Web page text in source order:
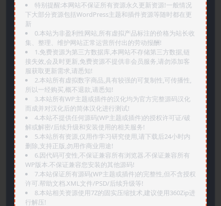
特别提醒:本网站不保证所有资源永久更新资源!一般情况
下大部分资源包括WordPress主题和插件资源等随时都在更
新
0.本站为非盈利性网站,所有虚拟产品标注的价格为站长收
集、整理、维护网站正常运营所付出的劳动报酬!
1.免费资源为第三方数据库,本网站不存储第三方数据,链
接失效,会及时更新,免费资源不提供非会员服务,请勿添加客
服获取更新需求,请悉知!
2.本站所有虚拟数字商品,具有较强的可复制性,可传播性,
所以一经购买,概不退款,请悉知!
3.本站所有WP主题或插件的汉化均为官方完整源码汉化
而成并对汉化后的简体汉化进行测试!
4.本站不提供任何源码(WP主题或插件)的授权许可证/破
解或解密/后续升级和安装使用的相关服务!
5.本站所有资源,仅用作学习研究使用,请下载后24小时内
删除,支持正版,勿用作商业用途!
6.因代码可变性,不保证兼容所有浏览器.不保证兼容所有
WP版本.不保证兼容您安装的其他源码!
7.本站保证所有源码(WP主题或插件)的完整性,但不含授权
许可.帮助文档.XML文件/PSD/后续升级等!
8.本站相关资源使用7Z的固实压缩技术,建议使用360Zip进
行解压!